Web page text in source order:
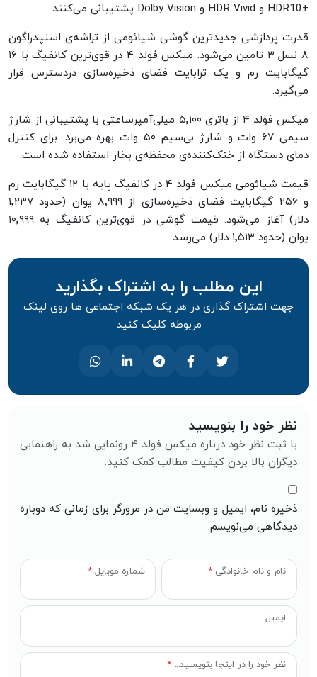
+HDR10 و HDR Vivid و Dolby Vision پشتیبانی می‌کنند.
قدرت پردازشی جدیدترین گوشی شیائومی از تراشه‌ی اسنپدراگون
۸ نسل ۳ تامین می‌شود. میکس فولد ۴ در قوی‌ترین کانفیگ با ۱۶
گیگابایت رم و یک ترابایت فضای ذخیره‌سازی دردسترس قرار
می‌گیرد.
میکس فولد ۴ از باتری ۵٬۱۰۰ میلی‌آمپرساعتی با پشتیبانی از شارژ
سیمی ۶۷ وات و شارژ بی‌سیم ۵۰ وات بهره می‌برد. برای کنترل
دمای دستگاه از خنک‌کننده‌ی محفظه‌ی بخار استفاده شده است.
قیمت شیائومی میکس فولد ۴ در کانفیگ پایه با ۱۲ گیگابایت رم
و ۲۵۶ گیگابایت فضای ذخیره‌سازی از ۸٬۹۹۹ یوان (حدود ۱٬۲۳۷
دلار) آغاز می‌شود. قیمت گوشی در قوی‌ترین کانفیگ به ۱۰٬۹۹۹
یوان (حدود ۱٬۵۱۳ دلار) می‌رسد.
این مطلب را به اشتراک بگذارید
جهت اشتراک گذاری در هر یک شبکه اجتماعی ها روی لینک
مربوطه کلیک کنید
نظر خود را بنویسید
با ثبت نظر خود درباره میکس فولد ۴ رونمایی شد به راهنمایی
دیگران بالا بردن کیفیت مطالب کمک کنید.
نظر خود را در اینجا بنویسید... *
نام و نام خانوادگی * شماره موبایل *
ایمیل
ذخیره نام، ایمیل و وبسایت من در مرورگر برای زمانی که دوباره
دیدگاهی می‌نویسم.